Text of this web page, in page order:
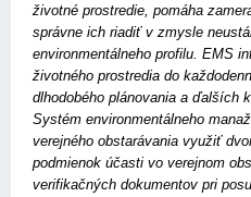
životné prostredie, pomáha
správne ich riadiť v zmysle
environmentálneho profilu. EMS
životného prostredia do
dlhodobého plánovania a ďalších
Systém environmentálneho
verejného obstarávania využiť
podmienok účasti vo verejnom
verifikačných dokumentov pri